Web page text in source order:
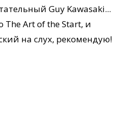
Guy Kawasaki...
Art of the Start, и
на слух, рекомендую!